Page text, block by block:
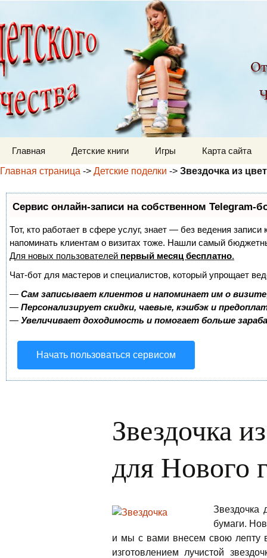
Детский мир
Главная Детские книги Игры
Карта сайта
Главная страница -> Детские поделки -> Звездочка из
Сервис онлайн-записи на собственном Telegram-
Тот, кто работает в сфере услуг, знает — без ведения
напоминать клиентам о визитах тоже. Нашли самый
Для новых пользователей первый месяц бесплатно.
Чат-бот для мастеров и специалистов, который упрощает
— Сам записывает клиентов и напоминает им о
— Персонализирует скидки, чаевые, кэшбэк и
— Увеличивает доходимость и помогает больше
Начать пользоваться сервисом
Звездочка
для Нового
Звездочка
бумаги.
и мы с вами внесем свою лепту
изготовлением лучистой